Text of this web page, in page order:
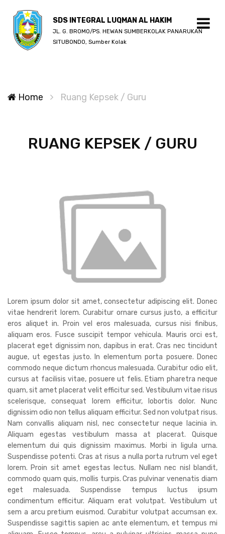
SDS INTEGRAL LUQMAN AL HAKIM
JL. G. BROMO/PS. HEWAN SUMBERKOLAK PANARUKAN
SITUBONDO, Sumber Kolak
Home Ruang Kepsek / Guru
RUANG KEPSEK / GURU
Lorem ipsum dolor sit amet, consectetur adipiscing elit. Donec
vitae hendrerit lorem. Curabitur ornare cursus justo, a efficitur
eros aliquet in. Proin vel eros malesuada, cursus nisi finibus,
aliquam eros. Fusce suscipit tempor vehicula. Mauris orci est,
placerat eget dignissim non, dapibus in erat. Cras nec tincidunt
augue, ut egestas justo. In elementum porta posuere. Donec
commodo neque dictum rhoncus malesuada. Curabitur odio elit,
cursus at facilisis vitae, posuere ut felis. Etiam pharetra neque
quam, sit amet placerat velit efficitur sed. Vestibulum vitae risus
scelerisque, consequat lorem efficitur, lobortis dolor. Nunc
dignissim odio non tellus aliquam efficitur. Sed non volutpat risus.
Nam convallis aliquam nisl, nec consectetur neque lacinia in.
Aliquam egestas vestibulum massa at placerat. Quisque
elementum dui quis dignissim maximus. Morbi in ligula urna.
Suspendisse potenti. Cras at risus a nulla porta rutrum vel eget
lorem. Proin sit amet egestas lectus. Nullam nec nisl blandit,
commodo quam quis, mollis turpis. Cras pulvinar venenatis diam
eget malesuada. Suspendisse tempus luctus ipsum
condimentum efficitur. Aliquam erat volutpat. Vestibulum ut
sem a arcu pretium euismod. Curabitur volutpat accumsan ex.
Suspendisse sagittis sapien ac ante elementum, et tempus mi